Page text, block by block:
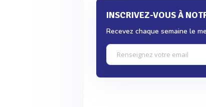
INSCRIVEZ-VOUS À
Recevez chaque semaine le